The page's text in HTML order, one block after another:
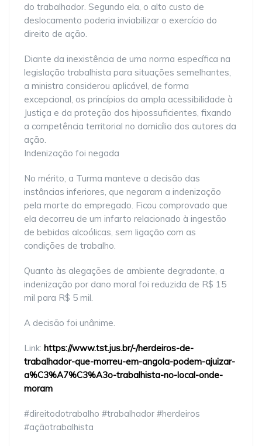
do trabalhador. Segundo ela, o alto custo de
deslocamento poderia inviabilizar o exercício do
direito de ação.
Diante da inexistência de uma norma específica na
legislação trabalhista para situações semelhantes,
a ministra considerou aplicável, de forma
excepcional, os princípios da ampla acessibilidade à
Justiça e da proteção dos hipossuficientes, fixando
a competência territorial no domicílio dos autores da
ação.
Indenização foi negada
No mérito, a Turma manteve a decisão das
instâncias inferiores, que negaram a indenização
pela morte do empregado. Ficou comprovado que
ela decorreu de um infarto relacionado à ingestão
de bebidas alcoólicas, sem ligação com as
condições de trabalho.
Quanto às alegações de ambiente degradante, a
indenização por dano moral foi reduzida de R$ 15
mil para R$ 5 mil.
A decisão foi unânime.
Link: https://www.tst.jus.br/-/herdeiros-de-
trabalhador-que-morreu-em-angola-podem-ajuizar-
a%C3%A7%C3%A3o-trabalhista-no-local-onde-
moram
#direitodotrabalho #trabalhador #herdeiros
#açãotrabalhista